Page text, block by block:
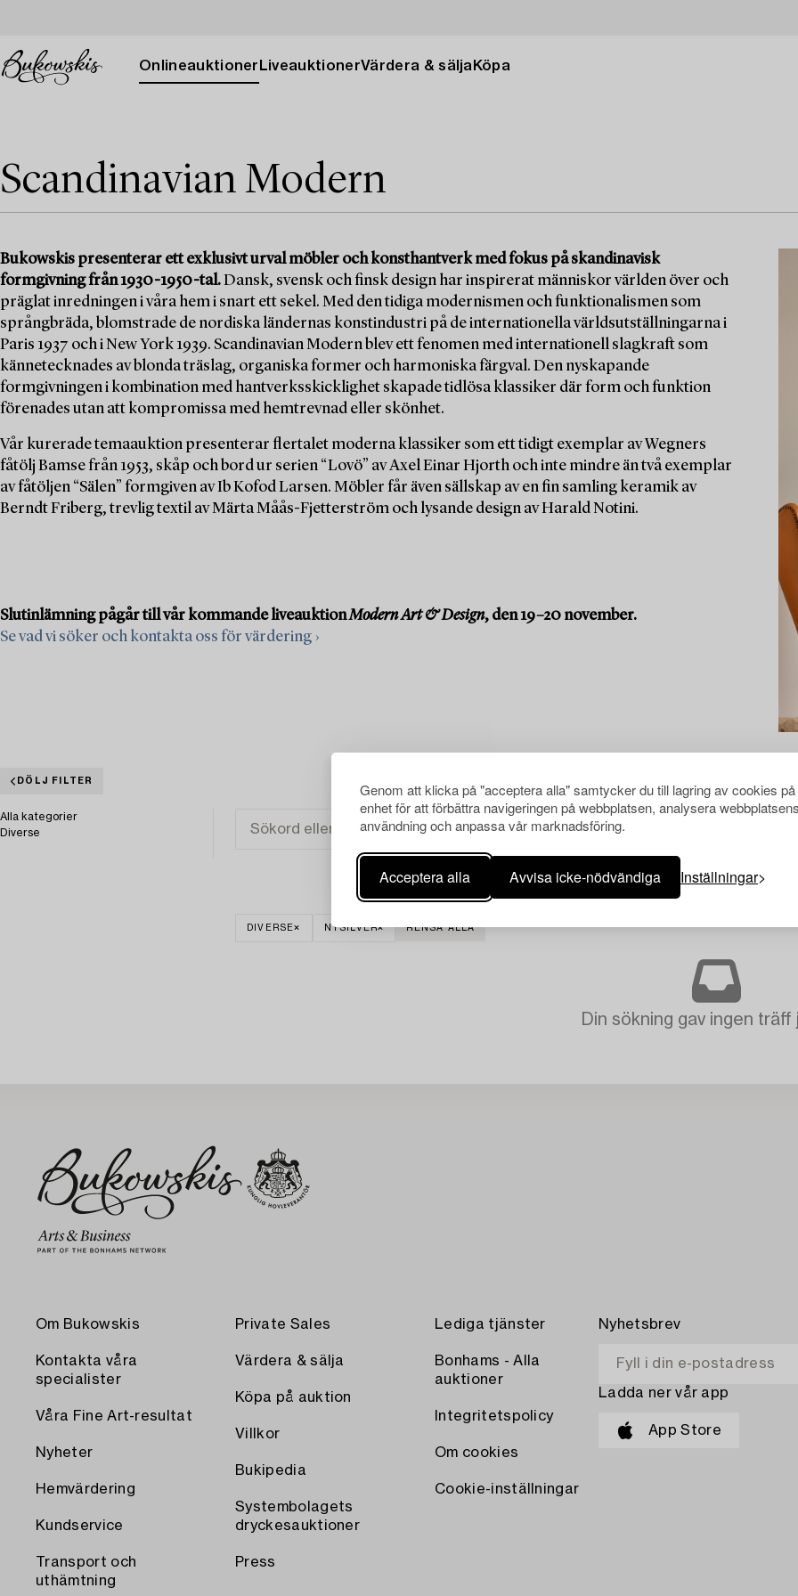
Genom att klicka på "acceptera alla" samtycker du till lagring av cookies
enhet för att förbättra navigeringen på webbplatsen, analysera
användning och anpassa vår marknadsföring.
Acceptera alla Avvisa icke-nödvändiga Inställningar
Onlineauktioner LiveauktionerVärdera & sälja Köpa
Scandinavian Modern
Bukowskis presenterar ett exklusivt urval möbler och konsthantverk med fokus på skandinavisk
formgivning från 1930-1950-tal.Dansk, svensk och finsk design har inspirerat människor världen över och
präglat inredningen i våra hem i snart ett sekel. Med den tidiga modernismen och funktionalismen som
språngbräda, blomstrade de nordiska ländernas konstindustri på de internationella världsutställningarna i
Paris 1937 och i New York 1939. Scandinavian Modern blev ett fenomen med internationell slagkraft som
kännetecknades av blonda träslag, organiska former och harmoniska färgval. Den nyskapande
formgivningen i kombination med hantverksskicklighet skapade tidlösa klassiker där form och funktion
förenades utan att kompromissa med hemtrevnad eller skönhet.
Vår kurerade temaauktion presenterar flertalet moderna klassiker som ett tidigt exemplar av Wegners
fåtölj Bamse från 1953, skåp och bord ur serien “Lovö” av Axel Einar Hjorth och inte mindre än två exemplar
av fåtöljen “Sälen” formgiven av Ib Kofod Larsen. Möbler får även sällskap av en fin samling keramik av
Berndt Friberg, trevlig textil av Märta Måås-Fjetterström och lysande design av Harald Notini.
Slutinlämning pågår till vår kommande liveauktionModern Art & Design, den 19–20 november.
Se vad vi söker och kontakta oss för värdering ›
DÖLJ FILTER
Alla kategorier
Diverse
DIVERSE NYSILVER RENSA ALLA
Din sökning gav ingen träff
Om Bukowskis
Kontakta våra
specialister
Våra Fine Art-resultat
Nyheter
Hemvärdering
Kundservice
Transport och
uthämtning
Private Sales
Värdera & sälja
Köpa på auktion
Villkor
Bukipedia
Systembolagets
dryckesauktioner
Press
Lediga tjänster
Bonhams - Alla
auktioner
Integritetspolicy
Om cookies
Cookie-inställningar
Nyhetsbrev
Ladda ner vår app
App Store